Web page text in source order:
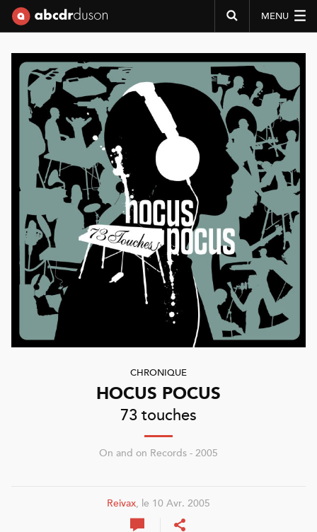
MENU
CHRONIQUE
HOCUS POCUS
73 touches
On and on Records - 2005
Reivax, le 10 Avr. 2005